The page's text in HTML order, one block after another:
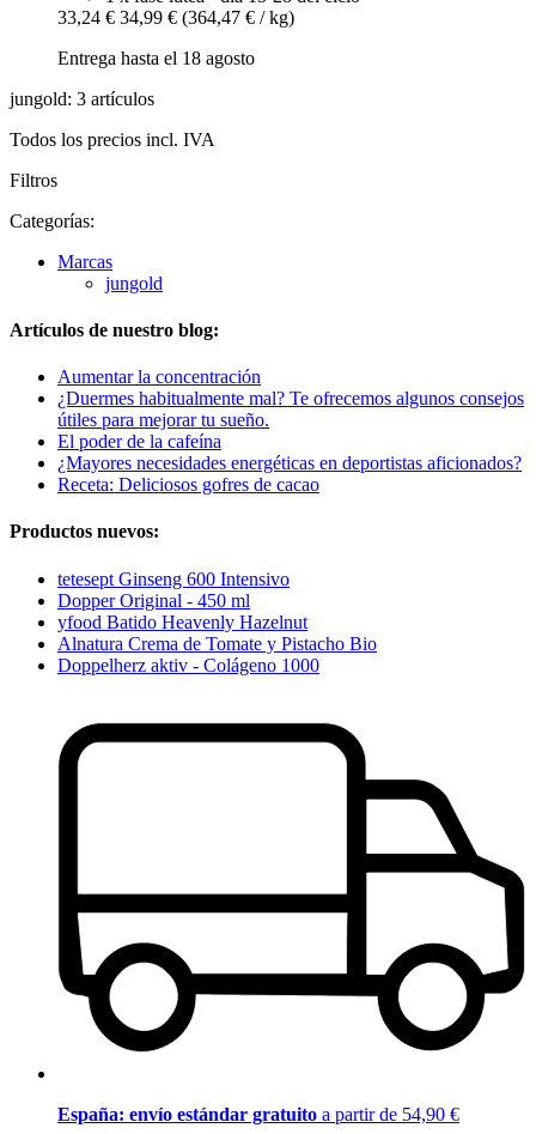
33,24 € 34,99 € (364,47 € / kg)
Entrega hasta el 18 agosto
jungold: 3 artículos
Todos los precios incl. IVA
Filtros
Categorías:
Marcas
jungold
Artículos de nuestro blog:
Aumentar la concentración
¿Duermes habitualmente mal? Te ofrecemos algunos consejos
útiles para mejorar tu sueño.
El poder de la cafeína
¿Mayores necesidades energéticas en deportistas aficionados?
Receta: Deliciosos gofres de cacao
Productos nuevos:
tetesept Ginseng 600 Intensivo
Dopper Original - 450 ml
yfood Batido Heavenly Hazelnut
Alnatura Crema de Tomate y Pistacho Bio
Doppelherz aktiv - Colágeno 1000
España: envío estándar gratuito a partir de 54,90 €